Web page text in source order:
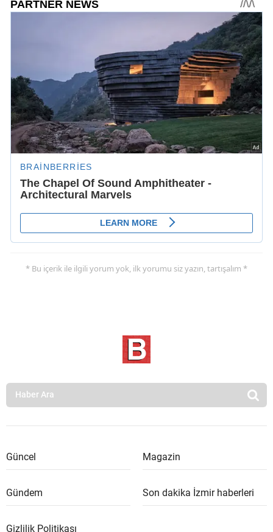
* Bu içerik ile ilgili yorum yok, ilk yorumu siz yazın, tartışalım *
Güncel Magazin
Gündem Son dakika İzmir haberleri
Gizlilik Politikası